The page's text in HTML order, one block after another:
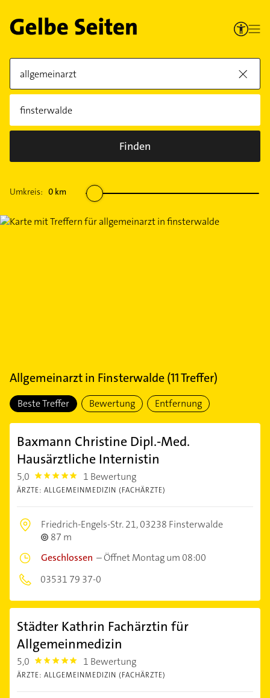
Finden
Umkreis: 0 km
Allgemeinarztin Finsterwalde(11Treffer)
Beste Treffer Bewertung Entfernung
Baxmann Christine Dipl.-Med.
Hausärztliche Internistin
5,0 5.0 1 Bewertung
ÄRZTE: ALLGEMEINMEDIZIN (FACHÄRZTE)
Friedrich-Engels-Str. 21,03238 Finsterwalde
87 m
Geschlossen –Öffnet Montag um 08:00
03531 79 37-0
Städter Kathrin Fachärztin für
Allgemeinmedizin
5,0 5.0 1 Bewertung
ÄRZTE: ALLGEMEINMEDIZIN (FACHÄRZTE)